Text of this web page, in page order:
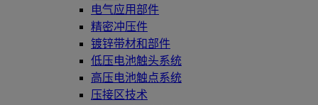
电气应用部件
精密冲压件
镀锌带材和部件
低压电池触头系统
高压电池触点系统
压接区技术